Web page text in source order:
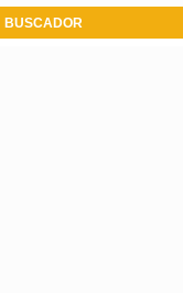
BUSCADOR